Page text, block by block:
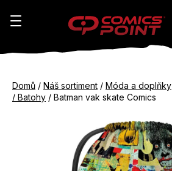
Domů / Náš sortiment / Móda a doplňky
/ Batohy / Batman vak skate Comics
K
do
do